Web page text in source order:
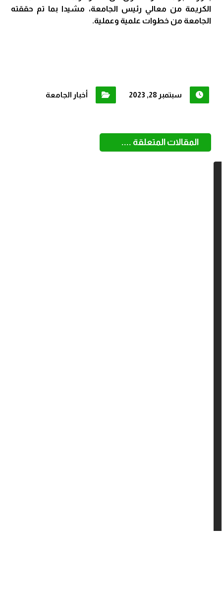
الكريمة من معالي رئيس الجامعة، مشيدا بما تم حققته
الجامعة من خطوات علمية وعملية.
سبتمبر 28, 2023 أخبار الجامعة
المقالات المتعلقة ....